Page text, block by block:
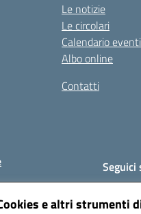
e altri strumenti
Le notizie
Le circolari
Calendario eventi
Albo online
Contatti
Seguici